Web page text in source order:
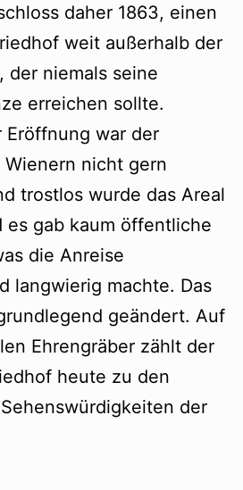
daher 1863, einen
weit außerhalb der
der niemals seine
erreichen sollte.
Eröffnung war der
nicht gern
trostlos wurde das Areal
es gab kaum öffentliche
die Anreise
langwierig machte. Das
geändert. Auf
Ehrengräber zählt der
heute zu den
der